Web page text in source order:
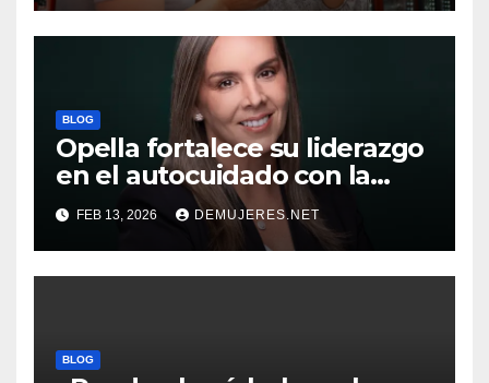
omnicanal de Coca-Cola
FEMSA
BLOG
Opella fortalece su liderazgo
en el autocuidado con la
llegada de Melanie Cooper
como nueva General
Manager para SOCOPAC
FEB 13, 2026 DEMUJERES.NET
BLOG